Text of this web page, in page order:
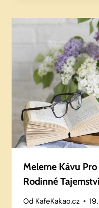
Meleme Kávu
Rodinné
Od KafeKakao.cz